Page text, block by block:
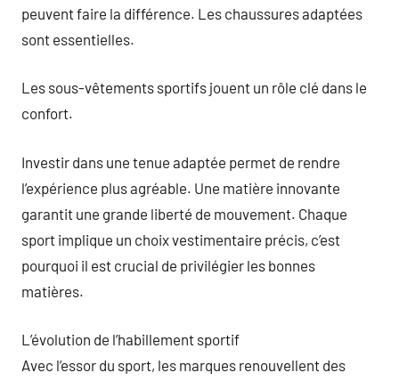
peuvent faire la différence. Les chaussures adaptées
sont essentielles.
Les sous-vêtements sportifs jouent un rôle clé dans le
confort.
Investir dans une tenue adaptée permet de rendre
l’expérience plus agréable. Une matière innovante
garantit une grande liberté de mouvement. Chaque
sport implique un choix vestimentaire précis, c’est
pourquoi il est crucial de privilégier les bonnes
matières.
L’évolution de l’habillement sportif
Avec l’essor du sport, les marques renouvellent des